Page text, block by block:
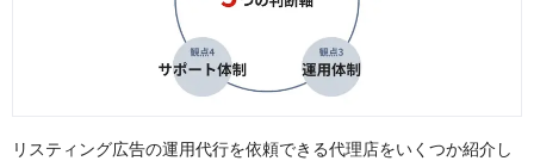
リスティング広告の運用代行を依頼できる代理店をいくつか紹介し